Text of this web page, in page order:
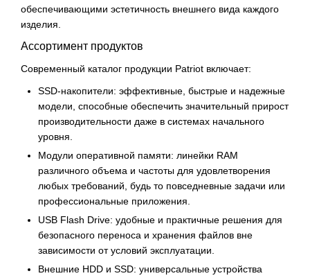
обеспечивающими эстетичность внешнего вида каждого
изделия.
Ассортимент продуктов
Современный каталог продукции Patriot включает:
SSD-накопители: эффективные, быстрые и надежные
модели, способные обеспечить значительный прирост
производительности даже в системах начального
уровня.
Модули оперативной памяти: линейки RAM
различного объема и частоты для удовлетворения
любых требований, будь то повседневные задачи или
профессиональные приложения.
USB Flash Drive: удобные и практичные решения для
безопасного переноса и хранения файлов вне
зависимости от условий эксплуатации.
Внешние HDD и SSD: универсальные устройства